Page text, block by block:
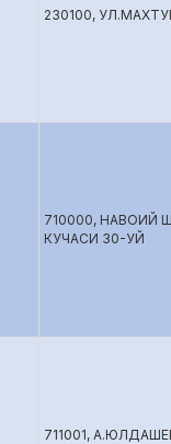
230100,
710000, НАВОИЙ
КУЧАСИ 30-УЙ
711001,